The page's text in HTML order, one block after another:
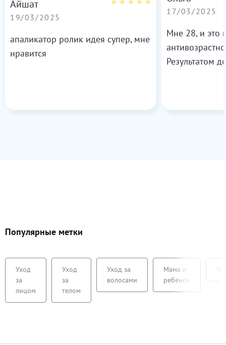
Айшат
19/03/2025
апаликатор ролик идея супер, мне
нравится
17/03/2025
Мне 28, и это
Результатом
Популярные метки
Уход
за
лицом
Уход
за
телом
Уход за
волосами
Мама и
ребенок